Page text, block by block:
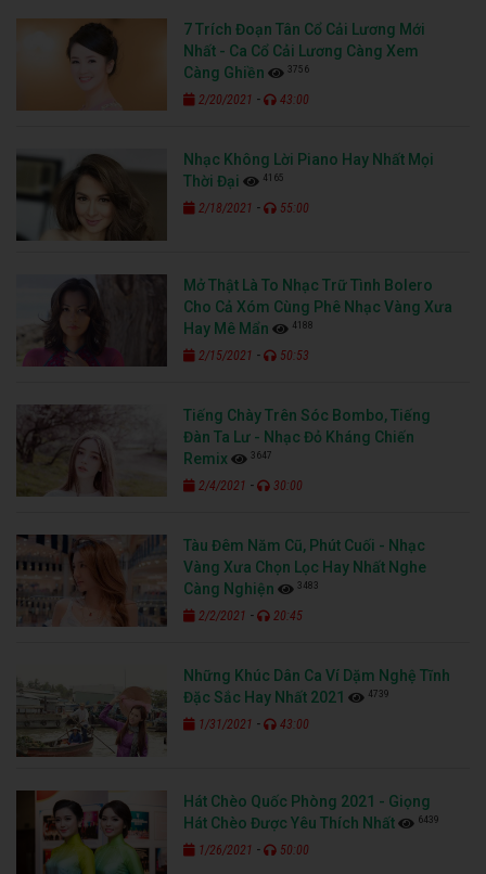
7 Trích Đoạn Tân Cổ Cải Lương Mới
Nhất - Ca Cổ Cải Lương Càng Xem
Càng Ghiền
3756
2/20/2021 - 43:00
Nhạc Không Lời Piano Hay Nhất Mọi
Thời Đại
4165
2/18/2021 - 55:00
Mở Thật Là To Nhạc Trữ Tình Bolero
Cho Cả Xóm Cùng Phê Nhạc Vàng Xưa
Hay Mê Mẩn
4188
2/15/2021 - 50:53
Tiếng Chày Trên Sóc Bombo, Tiếng
Đàn Ta Lư - Nhạc Đỏ Kháng Chiến
Remix
3647
2/4/2021 - 30:00
Tàu Đêm Năm Cũ, Phút Cuối - Nhạc
Vàng Xưa Chọn Lọc Hay Nhất Nghe
Càng Nghiện
3483
2/2/2021 - 20:45
Những Khúc Dân Ca Ví Dặm Nghệ Tĩnh
Đặc Sắc Hay Nhất 2021
4739
1/31/2021 - 43:00
Hát Chèo Quốc Phòng 2021 - Giọng
Hát Chèo Được Yêu Thích Nhất
6439
1/26/2021 - 50:00